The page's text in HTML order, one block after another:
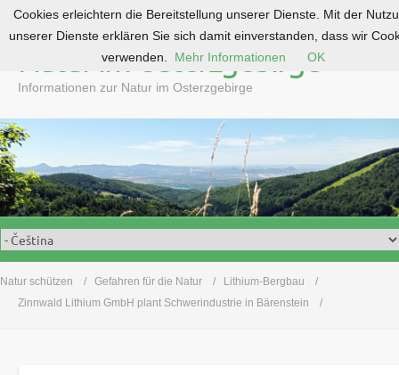
o
c
o
n
t
e
n
Natur im Osterzgebirge
Informationen zur Natur im Osterzgebirge
Natur schützen Gefahren für die Natur
Lithium-Bergbau
Zinnwald Lithium GmbH plant Schwerindustrie in Bärenstein
Cookies erleichtern die Bereitstellung unserer Dienste. Mit der
unserer Dienste erklären Sie sich damit einverstanden, dass wir
verwenden.
Mehr Informationen OK